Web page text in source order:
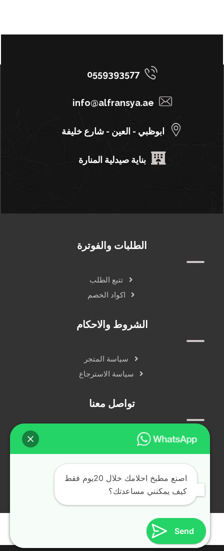
0559393577
info@alfransya.ae
ابوظبي - العين - شارع خليفة
بناية صيدلية المنارة
الطلبات والفوترة
تتبع الطلب
اكواد الخصم
الشروط والاحكام
سياسة المتجر
سياسة الاسترجاع
تواصل معنا
دردشة مباشرة
جميع الحقوق محفوظة © alfransya.ae ٢٠٢٤
اصنع مطبخ احلامك خلال 20يوم فقط
كيف يمكنني مساعدتك؟
Send